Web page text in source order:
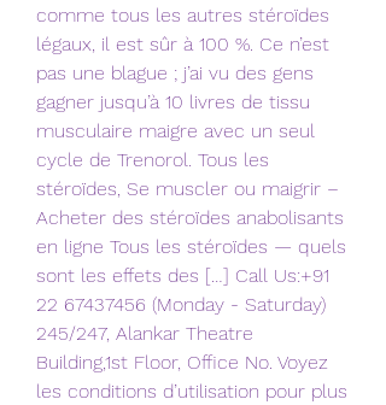
comme tous les autres stéroïdes
légaux, il est sûr à 100 %. Ce n’est
pas une blague ; j’ai vu des gens
gagner jusqu’à 10 livres de tissu
musculaire maigre avec un seul
cycle de Trenorol. Tous les
stéroïdes, Se muscler ou maigrir –
Acheter des stéroïdes anabolisants
en ligne Tous les stéroïdes — quels
sont les effets des […] Call Us:+91
22 67437456 (Monday - Saturday)
245/247, Alankar Theatre
Building,1st Floor, Office No. Voyez
les conditions d’utilisation pour plus